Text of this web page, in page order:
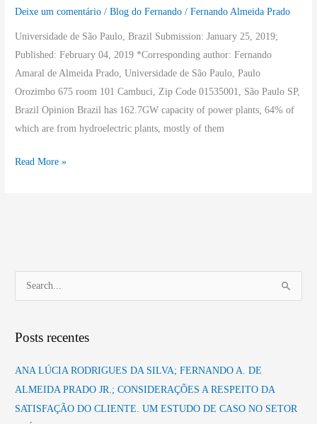
Deixe um comentário /Blog do Fernando /Fernando Almeida Prado
Universidade de São Paulo, Brazil Submission: January 25, 2019;
Published: February 04, 2019 *Corresponding author: Fernando
Amaral de Almeida Prado, Universidade de São Paulo, Paulo
Orozimbo 675 room 101 Cambuci, Zip Code 01535001, São Paulo SP,
Brazil Opinion Brazil has 162.7GW capacity of power plants, 64% of
which are from hydroelectric plants, mostly of them
Brazilian
Read More »
u
i
s
Posts recentes
ANA LÚCIA RODRIGUES DA SILVA; FERNANDO A. DE
ALMEIDA PRADO JR.; CONSIDERAÇÕES A RESPEITO DA
SATISFAÇÃO DO CLIENTE. UM ESTUDO DE CASO NO SETOR